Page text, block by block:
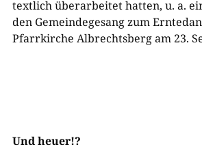
textlich überarbeitet hatten, u. a.
den Gemeindegesang zum
Pfarrkirche Albrechtsberg am 23.
Und heuer!?